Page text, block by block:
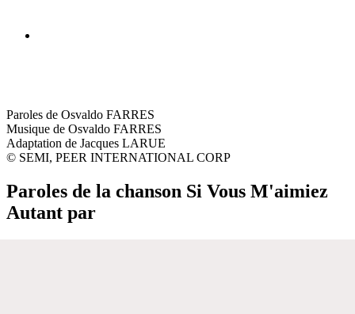
Paroles de Osvaldo FARRES
Musique de Osvaldo FARRES
Adaptation de Jacques LARUE
© SEMI, PEER INTERNATIONAL CORP
Paroles de la chanson Si Vous M'aimiez
Autant par